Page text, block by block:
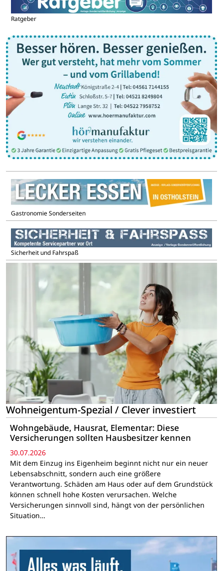
Ratgeber
Gastronomie Sonderseiten
Sicherheit und Fahrspaß
Wohneigentum-Spezial / Clever investiert
Wohngebäude, Hausrat, Elementar: Diese
Versicherungen sollten Hausbesitzer kennen
30.07.2026
Mit dem Einzug ins Eigenheim beginnt nicht nur ein neuer
Lebensabschnitt, sondern auch eine größere
Verantwortung. Schäden am Haus oder auf dem Grundstück
können schnell hohe Kosten verursachen. Welche
Versicherungen sinnvoll sind, hängt von der persönlichen
Situation…